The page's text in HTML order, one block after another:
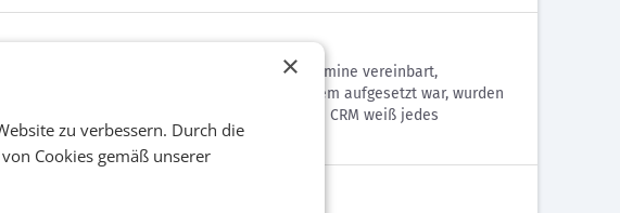
alle Leads automatisch gespeichert, Termine vereinbart,
Quoten etc. gemessen. Nachdem das System aufgesetzt war, wurden
sowie Directmailings gestartet. Mit Hilfe des CRM weiß jedes
Mitarbeiter wieviel Umsatz generiert.
×
zu verbessern. Durch die
Cookies gemäß unserer